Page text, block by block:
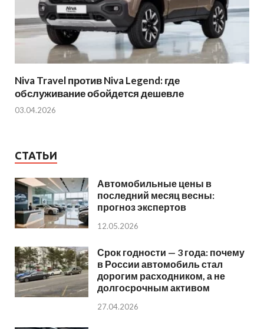
Niva Travel против Niva Legend: где
обслуживание обойдется дешевле
03.04.2026
СТАТЬИ
Автомобильные цены в
последний месяц весны:
прогноз экспертов
12.05.2026
Срок годности — 3 года: почему
в России автомобиль стал
дорогим расходником, а не
долгосрочным активом
27.04.2026